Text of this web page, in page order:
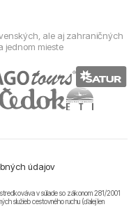
ale aj zahraničných
jednom mieste
údajov
v súlade so zákonom 281/2001
služieb cestovného ruchu (ďalej len